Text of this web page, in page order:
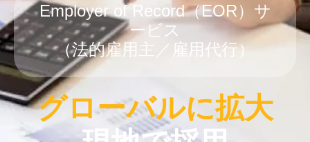
Employer of Record（EOR）サ
ービス
（法的雇用主／雇用代行）
グローバルに拡大